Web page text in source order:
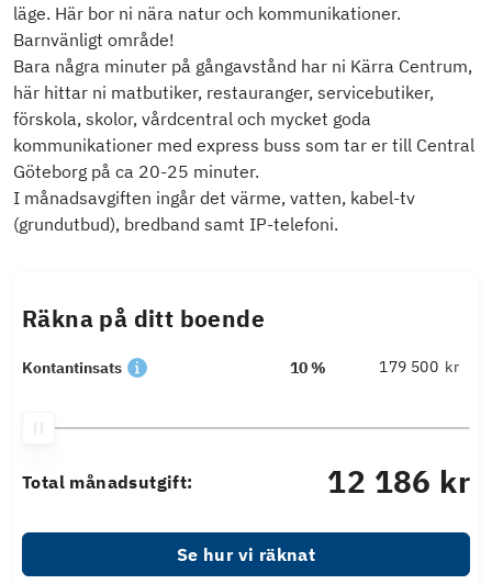
läge. Här bor ni nära natur och kommunikationer.
Barnvänligt område!
Bara några minuter på gångavstånd har ni Kärra Centrum,
här hittar ni matbutiker, restauranger, servicebutiker,
förskola, skolor, vårdcentral och mycket goda
kommunikationer med express buss som tar er till Central
Göteborg på ca 20-25 minuter.
I månadsavgiften ingår det värme, vatten, kabel-tv
(grundutbud), bredband samt IP-telefoni.
Räkna på ditt boende
Kontantinsats 10 % kr
Total månadsutgift: 12 186 kr
Se hur vi räknat